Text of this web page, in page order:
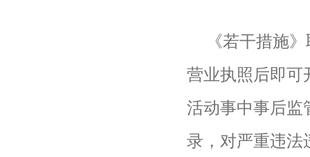
《若干措施
营业执照后即可
活动事中事后监
录，对严重违法